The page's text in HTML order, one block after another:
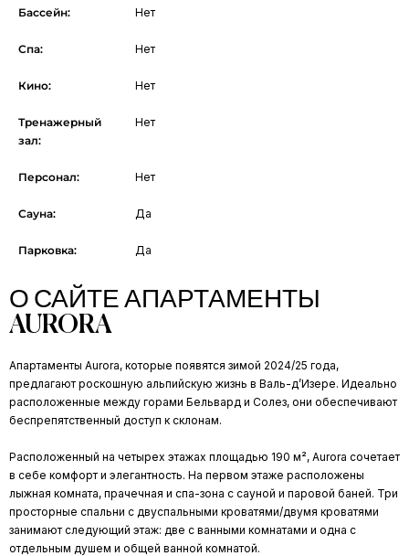
Бассейн: Нет
Спа: Нет
Кино: Нет
Тренажерный
зал:
Нет
Персонал: Нет
Сауна: Да
Парковка: Да
О САЙТЕ АПАРТАМЕНТЫ
AURORA
Апартаменты Aurora, которые появятся зимой 2024/25 года,
предлагают роскошную альпийскую жизнь в Валь-д’Изере. Идеально
расположенные между горами Бельвард и Солез, они обеспечивают
беспрепятственный доступ к склонам.
Расположенный на четырех этажах площадью 190 м², Aurora сочетает
в себе комфорт и элегантность. На первом этаже расположены
лыжная комната, прачечная и спа-зона с сауной и паровой баней. Три
просторные спальни с двуспальными кроватями/двумя кроватями
занимают следующий этаж: две с ванными комнатами и одна с
отдельным душем и общей ванной комнатой.